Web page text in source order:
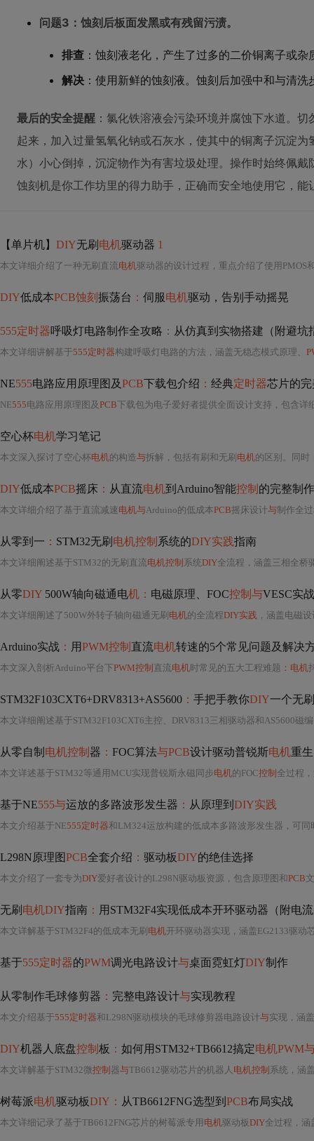
问题3：蚀刻后板面发黑或有残留污渍。
排查 ：蚀刻液老化，产生了过多的二价铜离子或
解决 ：使用新鲜的蚀刻液。蚀刻后加强中和与清
最后的安全提醒 ：氯化铁溶液会污染环境并腐蚀下水道。
起来，加入过量氢氧化钠或石灰水，使其中的铜离子沉淀
水）小心倒掉，沉淀物作为有害垃圾处理。操作时始终佩
蚀刻机是你工作坊里的得力助手，正确而安全地使用它，
【单片机】 DIY无刷 电机驱动器 1
本文详细介绍了一种无刷直流电机驱动器的设计过程，重点介绍了使用PMOS和
DIY低成本PCB蚀刻 振荡台 ： 伺服电机驱动，告别手动摇晃
555定时器呼吸灯电路制作全攻略 ： 从仿真到实物搭建（附避坑
本文详细讲解基于555定时器构建呼吸灯电路的方法，涵盖无稳态模式原理、
NE555电路应用原理图及PCB下载包介绍 ： 经典定时器芯片的
NE555电路应用原理图及 PCB下载包为电子爱好者提供全面设计支持，包含详
空心杯电机学习笔记
本文深入探讨了空心杯电机的构造与拆解，包括有刷和无刷 电机的区别。同时
DIY低成本PCB摇床 ： 从直流电机到Arduino智能控制 的完整制
本文详细介绍了基于直流减速 电机与Arduino的低成本PCB摇床设计与制作全过程
从零到一 ： STM32无刷 电机控制 系统的DIY实践指南
本文详细阐述基于STM32的无刷直流电机控制 系统DIY全流程，涵盖三相全桥驱动电
从零DIY 500W轴向磁通电机： 电磁原理、FOC控制与VESC实战
本文详细阐述了500W外转子轴向磁通无刷 电机的全流程DIY实践 ，涵盖电磁
Arduino实战 ： 用PWM控制 直流电机转速的5个常见问题及解决
本文深入剖析Arduino平台下PWM控制 直流电机时常见的五大工程难题 ：电机
STM32F103CXT6+DRV8313+AS5600 ： 手把手教你DIY一个无刷
本文详细阐述基于STM32F103CXT6主控、DRV8313三相驱动器和AS5600磁
从零自制 电机控制 器 ： FOC算法与PCB设计驱动普锐斯电机重生
本文详述基于STM32等通用MCU实现普锐斯永磁同步电机的FOC控制 全过程
基于NE555与运放的多路波形发生器 ： 从原理到 DIY实践
本文介绍基于NE555定时器和LM324运放构建的低成本多路波形发生器，可同时输出
L298N原理图PCB全套介绍 ： 驱动板DIY的绝佳选择
本文介绍了一套专为DIY爱好者设计的L298N驱动板资源，包含原理图和PCB
无刷 电机DIY指南 ： 用STM32F4实现低成本开环驱动器（附电
本文详解基于STM32F4的低成本无刷 电机开环驱动器实现，涵盖EG2133驱动
基于555定时器的PWM调光电路设计与桌面霓虹灯DIY制作
从零制作毛球修剪器 ： 完整电路设计与实现教程
本文介绍基于555定时器和L298N驱动模块的毛球修剪器电路设计与实现，涵盖
DIY机器人底盘控制 板 ： 如何用STM32+TB6612搞定电机PWM
本文详解基于STM32微控制 器与TB6612驱动芯片的机器人 电机控制 系统，涵
树莓派电机驱动板DIY： 从TB6612FNG选型到 PCB布局实战
本文详细记录了基于TB6612FNG芯片的树莓派专用 电机驱动板DIY全过程，涵盖需